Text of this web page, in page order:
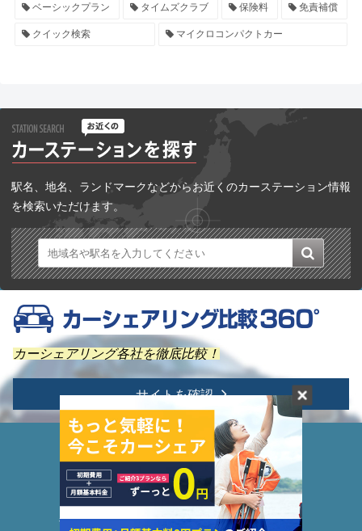
ベーシックプラン タイムズクラブ 保険料 免責補償
クイック検索 マイクロコンパクトカー
駅名、地名、ランドマークなどからお近くのカーステーション情報
を検索いただけます。
カーシェアリング各社を徹底比較！
サイトを確認
ホーム カーシェア
カーシェア体験 エコカー
キャンペーン情報 クルマ